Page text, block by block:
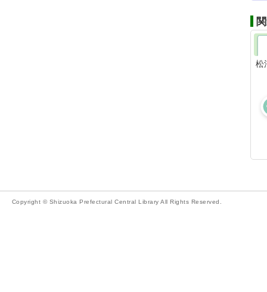
松
Copyright © Shizuoka Prefectural Central Library All Rights Reserved.